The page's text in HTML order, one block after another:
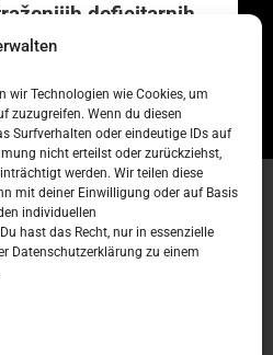
wir Technologien wie Cookies, um
zuzugreifen. Wenn du diesen
Surfverhalten oder eindeutige IDs auf
nicht erteilst oder zurückziehst,
werden. Wir teilen diese
mit deiner Einwilligung oder auf Basis
individuellen
hast das Recht, nur in essenzielle
Datenschutzerklärung zu einem
deficitarnih
u Njemačkoj.